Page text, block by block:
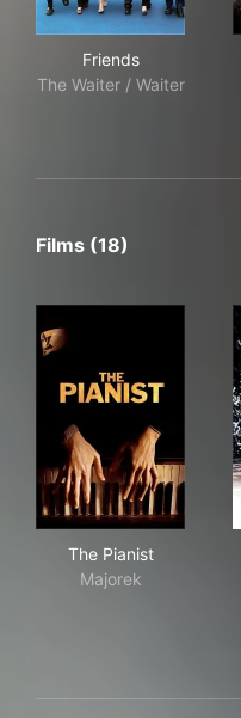
Friends
The Waiter / Waiter
Films (18)
The Pianist
Majorek